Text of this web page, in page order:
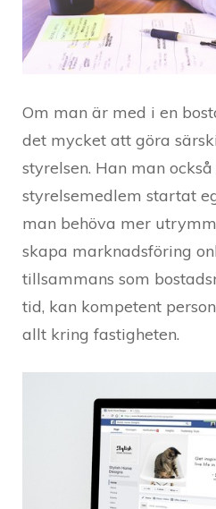
Om man är med i en
det mycket att göra
styrelsen. Han man också
styrelsemedlem startat
man behöva mer
skapa marknadsföring
tillsammans som
tid, kan kompetent
allt kring fastigheten.